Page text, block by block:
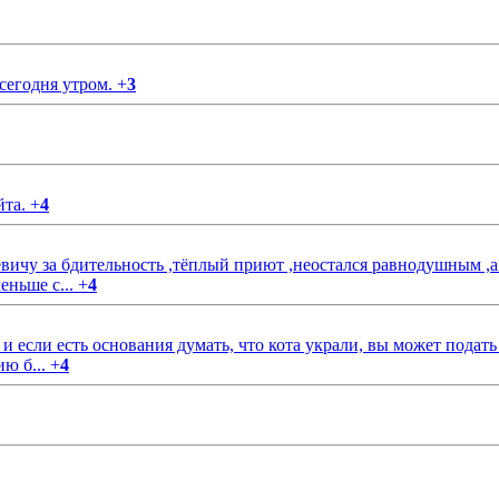
утром. +3
+4
за бдительность ,тёплый приют ,неостался равнодушным
с... +4
есть основания думать, что кота украли, вы может
б... +4